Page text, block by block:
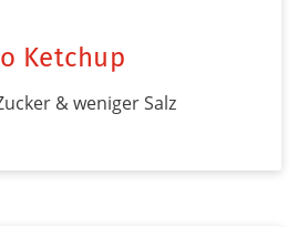
Ketchup
& weniger Salz